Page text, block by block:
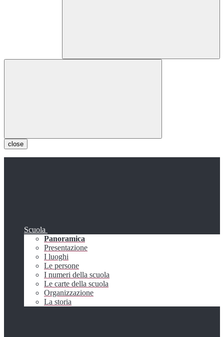
close
Scuola
Panoramica
Presentazione
I luoghi
Le persone
I numeri della scuola
Le carte della scuola
Organizzazione
La storia